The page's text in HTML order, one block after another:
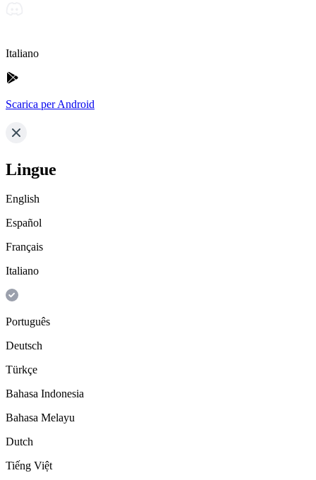
Italiano
Scarica per Android
Lingue
English
Español
Français
Italiano
Português
Deutsch
Türkçe
Bahasa Indonesia
Bahasa Melayu
Dutch
Tiếng Việt